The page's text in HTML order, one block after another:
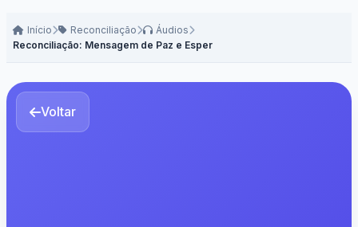
Início Reconciliação
Áudios
Reconciliação: Mensagem de Paz e Esperança
Voltar